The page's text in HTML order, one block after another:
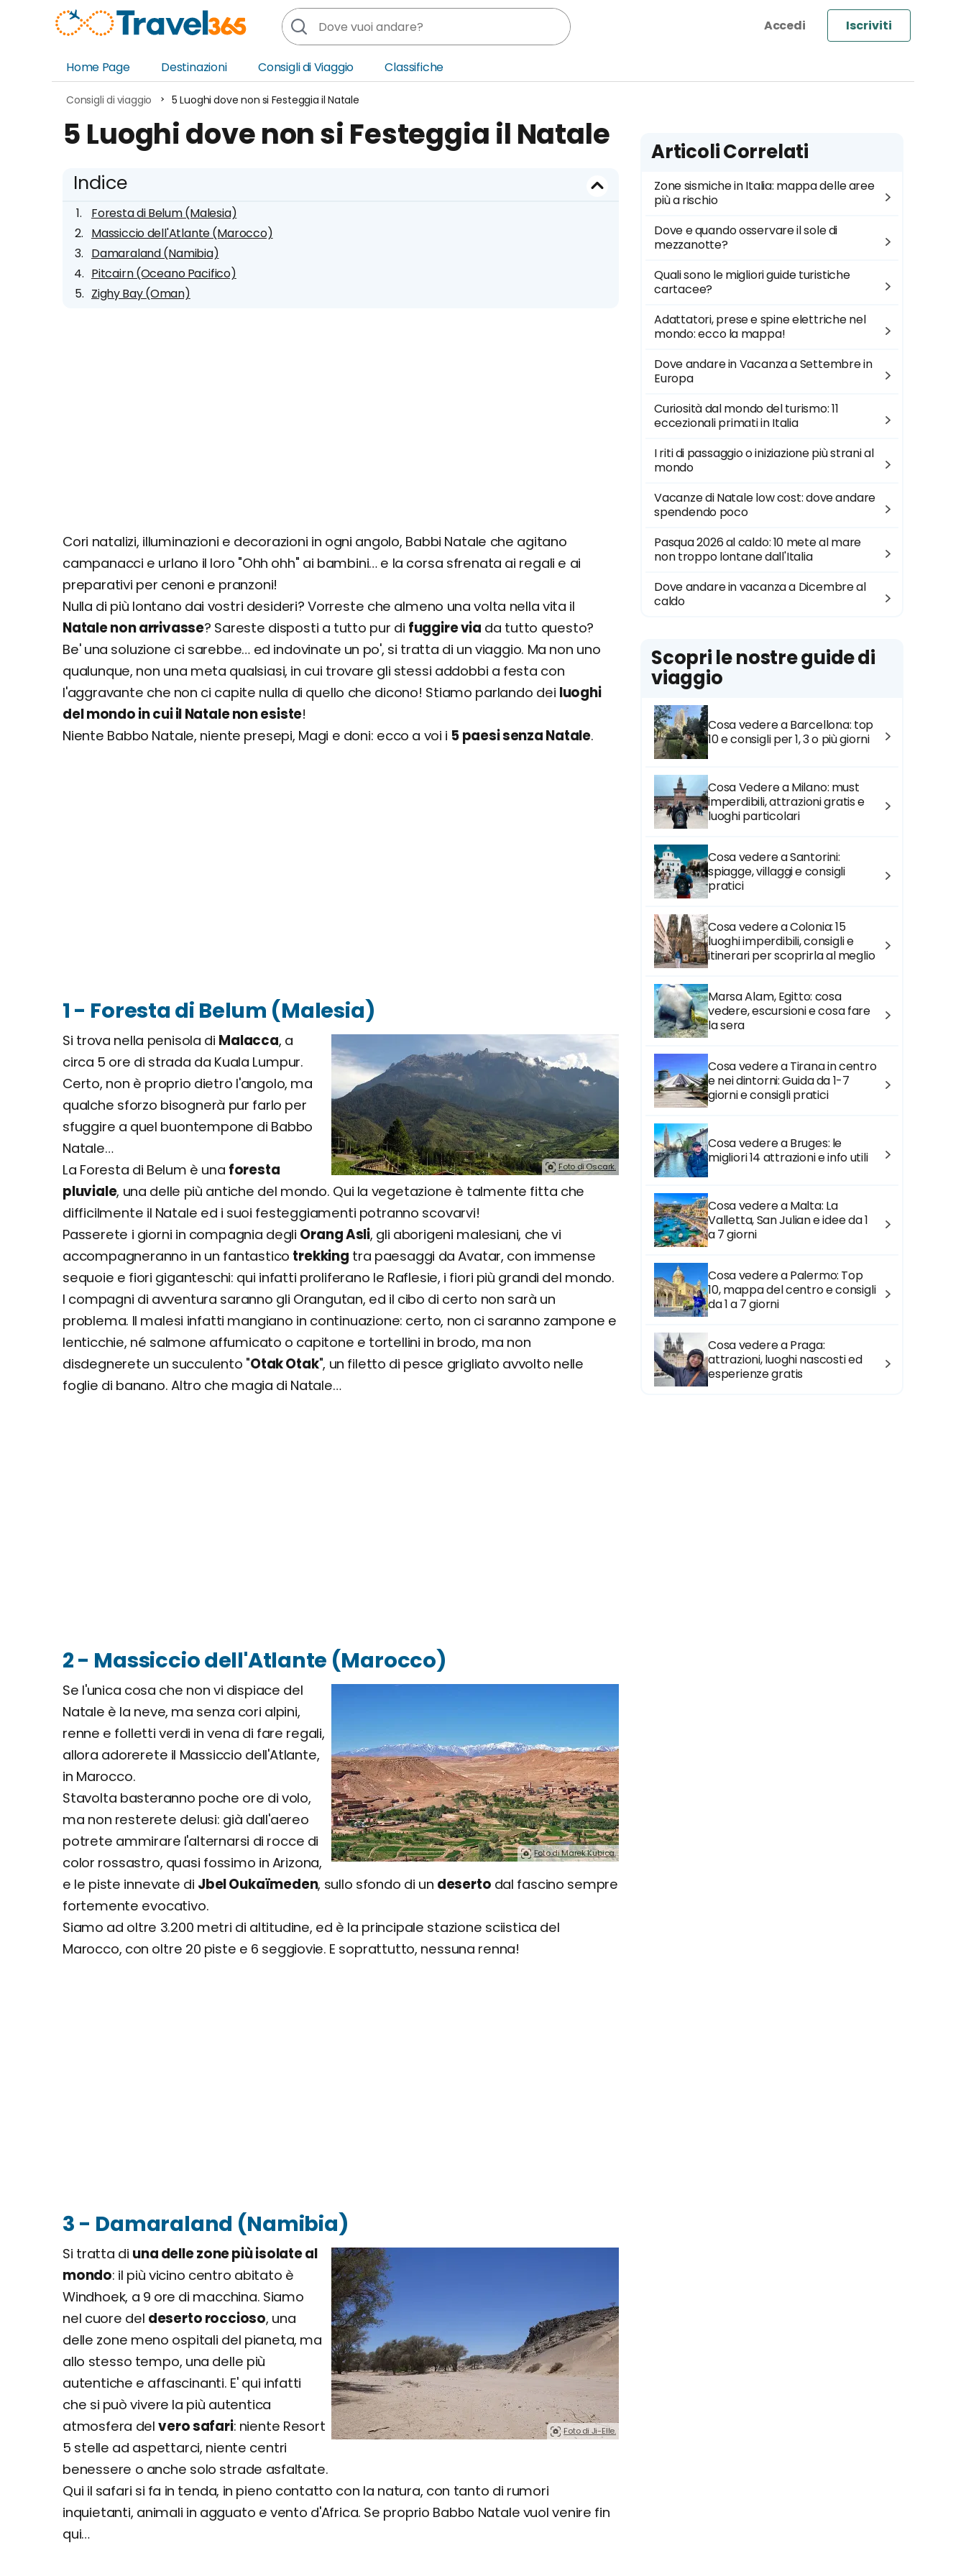
Iscriviti
Home Page
Destinazioni
Africa
Asia
Europa
Oceania
Nord America
America Centrale
Consigli di Viaggio Classifiche
Consigli di viaggio 5 Luoghi dove non si Festeggia il Natale
5 Luoghi dove non si Festeggia il Natale
Indice
Foresta di Belum (Malesia)
Massiccio dell'Atlante (Marocco)
Damaraland (Namibia)
Pitcairn (Oceano Pacifico)
Zighy Bay (Oman)
Cori natalizi, illuminazioni e decorazioni in ogni angolo, Babbi Natale che agitano
campanacci e urlano il loro "Ohh ohh" ai bambini… e la corsa sfrenata ai regali e ai
preparativi per cenoni e pranzoni!
Nulla di più lontano dai vostri desideri? Vorreste che almeno una volta nella vita il
Natale non arrivasse? Sareste disposti a tutto pur di fuggire via da tutto questo?
Be' una soluzione ci sarebbe… ed indovinate un po', si tratta di un viaggio. Ma non uno
qualunque, non una meta qualsiasi, in cui trovare gli stessi addobbi a festa con
l'aggravante che non ci capite nulla di quello che dicono! Stiamo parlando dei luoghi
del mondo in cui il Natale non esiste!
Niente Babbo Natale, niente presepi, Magi e doni: ecco a voi i 5 paesi senza Natale.
1 - Foresta di Belum (Malesia)
Foto di Oscark.
Si trova nella penisola di Malacca, a
circa 5 ore di strada da Kuala Lumpur.
Certo, non è proprio dietro l'angolo, ma
qualche sforzo bisognerà pur farlo per
sfuggire a quel buontempone di Babbo
Natale…
La Foresta di Belum è una foresta
pluviale, una delle più antiche del mondo. Qui la vegetazione è talmente fitta che
difficilmente il Natale ed i suoi festeggiamenti potranno scovarvi!
Passerete i giorni in compagnia degli Orang Asli, gli aborigeni malesiani, che vi
accompagneranno in un fantastico trekking tra paesaggi da Avatar, con immense
sequoie e fiori giganteschi: qui infatti proliferano le Raflesie, i fiori più grandi del mondo.
I compagni di avventura saranno gli Orangutan, ed il cibo di certo non sarà un
problema. Il malesi infatti mangiano in continuazione: certo, non ci saranno zampone e
lenticchie, né salmone affumicato o capitone e tortellini in brodo, ma non
disdegnerete un succulento "Otak Otak", un filetto di pesce grigliato avvolto nelle
foglie di banano. Altro che magia di Natale…
2 - Massiccio dell'Atlante (Marocco)
Foto di Marek Kubica.
Se l'unica cosa che non vi dispiace del
Natale è la neve, ma senza cori alpini,
renne e folletti verdi in vena di fare regali,
allora adorerete il Massiccio dell'Atlante,
in Marocco.
Stavolta basteranno poche ore di volo,
ma non resterete delusi: già dall'aereo
potrete ammirare l'alternarsi di rocce di
color rossastro, quasi fossimo in Arizona,
e le piste innevate di Jbel Oukaïmeden, sullo sfondo di un deserto dal fascino sempre
fortemente evocativo.
Siamo ad oltre 3.200 metri di altitudine, ed è la principale stazione sciistica del
Marocco, con oltre 20 piste e 6 seggiovie. E soprattutto, nessuna renna!
3 - Damaraland (Namibia)
Foto di Ji-Elle.
Si tratta di una delle zone più isolate al
mondo: il più vicino centro abitato è
Windhoek, a 9 ore di macchina. Siamo
nel cuore del deserto roccioso, una
delle zone meno ospitali del pianeta, ma
allo stesso tempo, una delle più
autentiche e affascinanti. E' qui infatti
che si può vivere la più autentica
atmosfera delvero safari: niente Resort
5 stelle ad aspettarci, niente centri
benessere o anche solo strade asfaltate.
Qui il safari si fa in tenda, in pieno contatto con la natura, con tanto di rumori
inquietanti, animali in agguato e vento d'Africa. Se proprio Babbo Natale vuol venire fin
qui…
Articoli Correlati
Zone sismiche in Italia: mappa delle aree
più a rischio
Dove e quando osservare il sole di
mezzanotte?
Quali sono le migliori guide turistiche
cartacee?
Adattatori, prese e spine elettriche nel
mondo: ecco la mappa!
Dove andare in Vacanza a Settembre in
Europa
Curiosità dal mondo del turismo: 11
eccezionali primati in Italia
I riti di passaggio o iniziazione più strani al
mondo
Vacanze di Natale low cost: dove andare
spendendo poco
Pasqua 2026 al caldo: 10 mete al mare
non troppo lontane dall'Italia
Dove andare in vacanza a Dicembre al
caldo
Scopri le nostre guide di
viaggio
Cosa vedere a Barcellona: top
10 e consigli per 1, 3 o più giorni
Cosa Vedere a Milano: must
imperdibili, attrazioni gratis e
luoghi particolari
Cosa vedere a Santorini:
spiagge, villaggi e consigli
pratici
Cosa vedere a Colonia: 15
luoghi imperdibili, consigli e
itinerari per scoprirla al meglio
Marsa Alam, Egitto: cosa
vedere, escursioni e cosa fare
la sera
Cosa vedere a Tirana in centro
e nei dintorni: Guida da 1-7
giorni e consigli pratici
Cosa vedere a Bruges: le
migliori 14 attrazioni e info utili
Cosa vedere a Malta: La
Valletta, San Julian e idee da 1
a 7 giorni
Cosa vedere a Palermo: Top
10, mappa del centro e consigli
da 1 a 7 giorni
Cosa vedere a Praga:
attrazioni, luoghi nascosti ed
esperienze gratis